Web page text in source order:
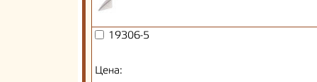
19306-5
Цена: